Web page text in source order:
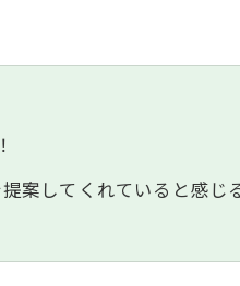
案してくれていると感じ